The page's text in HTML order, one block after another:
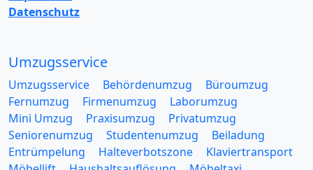
Datenschutz
Umzugsservice
Umzugsservice Behördenumzug
Büroumzug
Fernumzug
Firmenumzug
Laborumzug
Mini Umzug
Praxisumzug
Privatumzug
Seniorenumzug
Studentenumzug
Beiladung
Entrümpelung
Halteverbotszone
Klaviertransport